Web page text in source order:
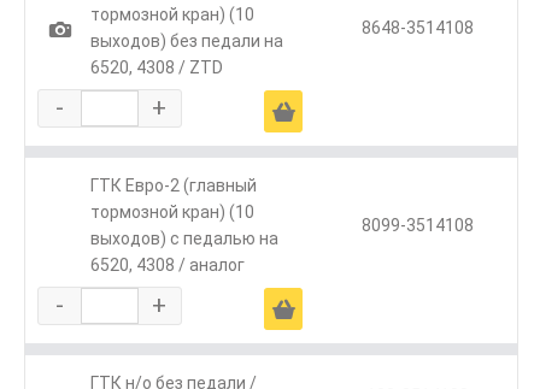
1
тормозной кран) (10
выходов) без педали на
6520, 4308 / ZTD
8648-3514108
- + Ä
ГТК Евро-2 (главный
тормозной кран) (10
выходов) с педалью на
6520, 4308 / аналог
8099-3514108
- + Ä
ГТК н/о без педали /